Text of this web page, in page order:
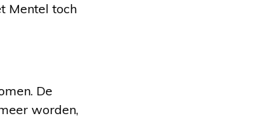
Mentel toch
De
worden,